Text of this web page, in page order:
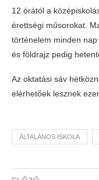
12 órától a
érettségi műsorokat.
történelem minden
és földrajz pedig
Az oktatási sáv
elérhetőek lesznek
ÁLTALÁNOS ISKOLA